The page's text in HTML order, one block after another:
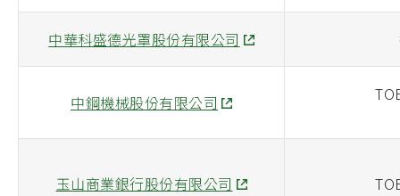
中華科盛德光罩股份有限公司
中鋼機械股份有限公司
玉山商業銀行股份有限公司